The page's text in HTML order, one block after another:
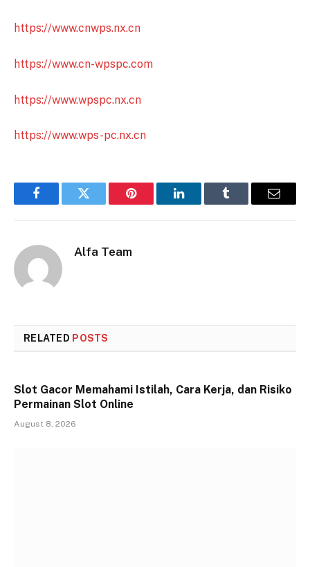
https://www.cnwps.nx.cn
https://www.cn-wpspc.com
https://www.wpspc.nx.cn
https://www.wps-pc.nx.cn
FacebookTwitter Pinterest LinkedInTumblr Email
Alfa Team
RELATED POSTS
Slot Gacor Memahami Istilah, Cara Kerja, dan Risiko
Permainan Slot Online
August 8, 2026